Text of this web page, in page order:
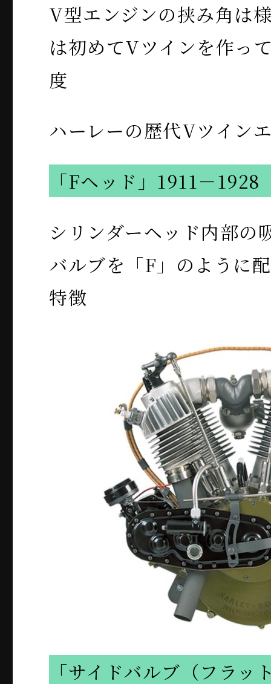
V型エンジンの挟み角は
は初めてVツインを作っ
度
ハーレーの歴代Vツイン
「Fヘッド」1911－1928
シリンダーヘッド内部の
バルブを「F」のように
特徴
「サイドバルブ（フラッ